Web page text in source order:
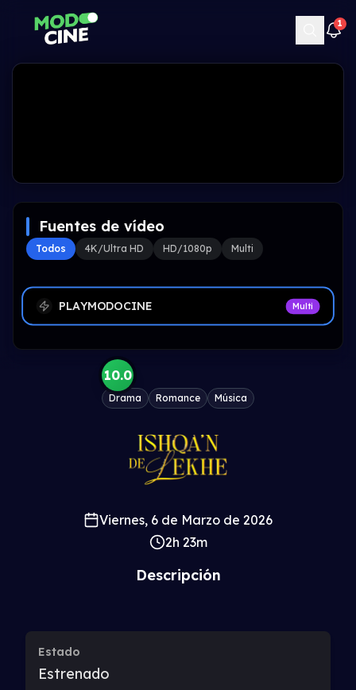
1
Fuentes de vídeo
Todos 4K/Ultra HD HD/1080p Multi
PLAYMODOCINE Multi
10.0
Drama Romance Música
Viernes, 6 de Marzo de 2026
2h 23m
Descripción
Estado
Estrenado